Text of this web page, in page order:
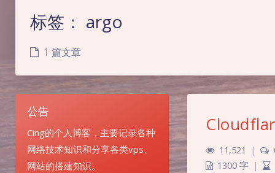
标签： argo
1 篇文章
公告
Cing的个人博客，主要记录各种
网络技术知识和分享各类vps、
网站的搭建知识。
11,521 |
1300 字 |